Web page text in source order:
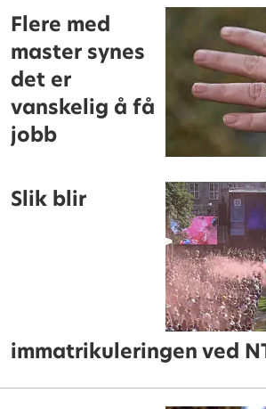
Flere med
master synes
det er
vanskelig å få
jobb
Slik blir
immatrikuleringen ved